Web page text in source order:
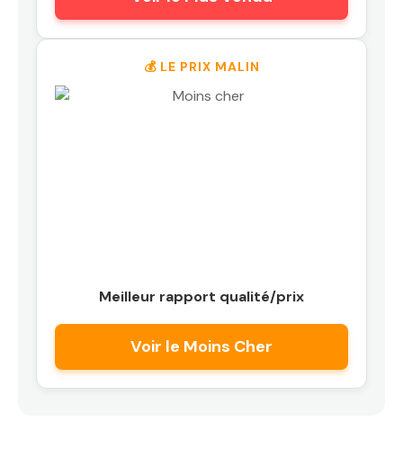
💰 LE PRIX MALIN
Meilleur rapport qualité/prix
Voir le Moins Cher